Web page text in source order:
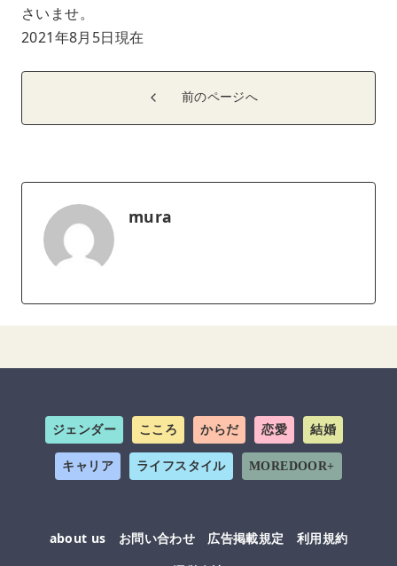
さいませ。
2021年8月5日現在
前のページへ
mura
ジェンダー こころ からだ 恋愛 結婚
キャリア ライフスタイル MOREDOOR+
about us お問い合わせ 広告掲載規定
利用規約